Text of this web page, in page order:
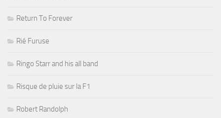
Return To Forever
Rié Furuse
Ringo Starr and his all band
Risque de pluie sur la F1
Robert Randolph